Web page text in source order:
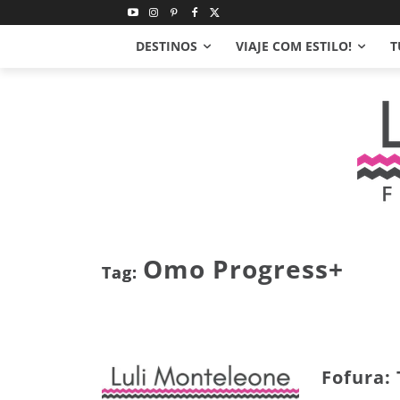
DESTINOS VIAJE COM ESTILO!
Tag: Omo Progress+
Fofura: